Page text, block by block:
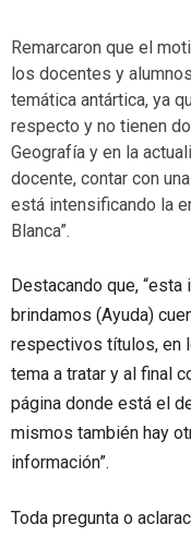
Remarcaron que el
los docentes y
temática antártica, ya
respecto y no tienen
Geografía y en la
docente, contar con
está intensificando la
Blanca”.
Destacando que,
brindamos (Ayuda)
respectivos títulos, en
tema a tratar y al final
página donde está el
mismos también hay
información”.
Toda pregunta o